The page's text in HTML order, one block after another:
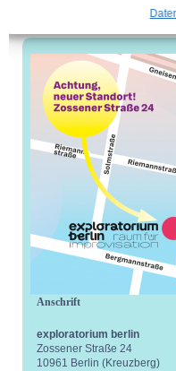
Anschrift
exploratorium berlin
Zossener Straße 24
10961 Berlin (Kreuzberg)